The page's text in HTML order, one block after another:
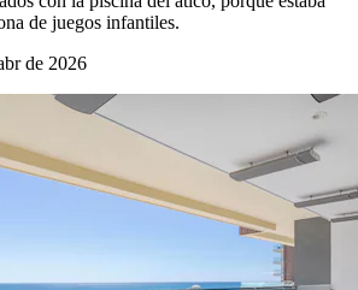
de juegos infantiles.
de 2026